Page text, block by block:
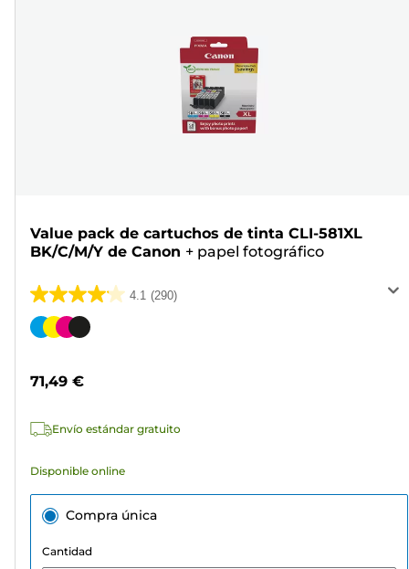
Value pack de cartuchos de tinta CLI-581XL
BK/C/M/Y de Canon + papel fotográfico
4.1 (290)
4.1
de
290
Cartucho
71,49 €
Envío estándar gratuito
Disponible online
Compra única
Cantidad